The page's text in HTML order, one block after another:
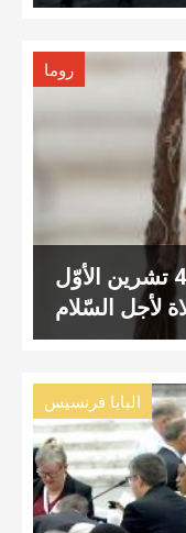
روما
عناوين نشرة يوم الجمعة 4 تشرين الأوّل
البابا فرنسيس